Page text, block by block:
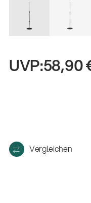
Ausbildung | freie
Gesamtkatalog
(E-Paper)
UVP:58,90
Vergleichen